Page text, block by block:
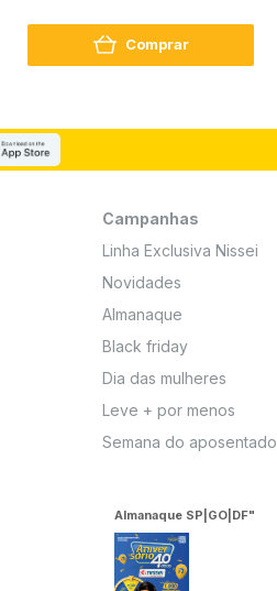
Comprar
Campanhas
Linha Exclusiva Nissei
Novidades
Almanaque
Black friday
Dia das mulheres
Leve + por menos
Semana do aposentado
Almanaque SP|GO|DF"